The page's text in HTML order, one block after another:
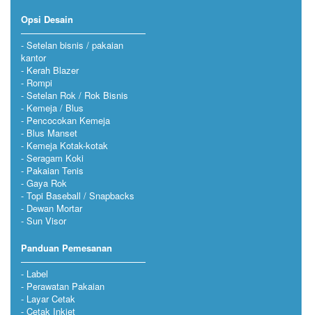
Opsi Desain
Setelan bisnis / pakaian
kantor
Kerah Blazer
Rompi
Setelan Rok / Rok Bisnis
Kemeja / Blus
Pencocokan Kemeja
Blus Manset
Kemeja Kotak-kotak
Seragam Koki
Pakaian Tenis
Gaya Rok
Topi Baseball / Snapbacks
Dewan Mortar
Sun Visor
Panduan Pemesanan
Label
Perawatan Pakaian
Layar Cetak
Cetak Inkjet